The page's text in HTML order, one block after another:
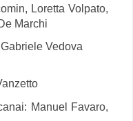
Loretta Volpato,
Marchi
Vedova
Manuel Favaro,